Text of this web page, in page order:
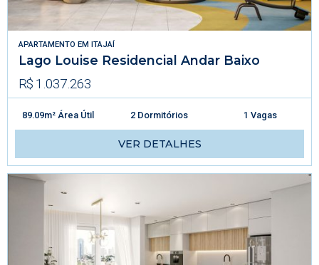
APARTAMENTO EM ITAJAÍ
Lago Louise Residencial Andar Baixo
R$ 1.037.263
89.09m² Área Útil 2 Dormitórios 1 Vagas
VER DETALHES